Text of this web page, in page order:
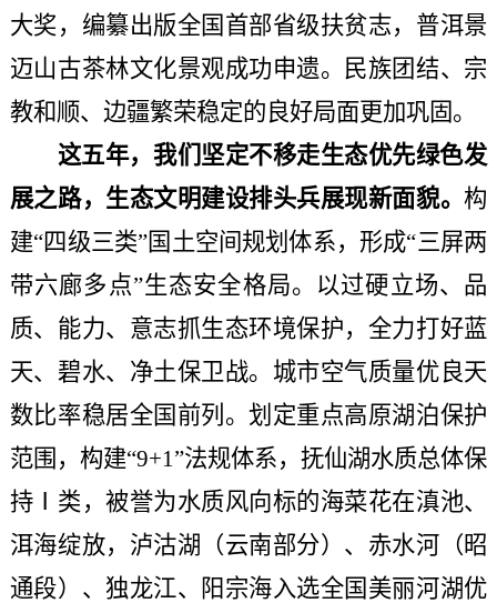
大奖，编纂出版全国首部省级扶贫志，普洱景
迈山古茶林文化景观成功申遗。民族团结、宗
教和顺、边疆繁荣稳定的良好局面更加巩固。
这五年，我们坚定不移走生态优先绿色发
展之路，生态文明建设排头兵展现新面貌。构
建“四级三类”国土空间规划体系，形成“三屏两
带六廊多点”生态安全格局。以过硬立场、品
质、能力、意志抓生态环境保护，全力打好蓝
天、碧水、净土保卫战。城市空气质量优良天
数比率稳居全国前列。划定重点高原湖泊保护
范围，构建“9+1”法规体系，抚仙湖水质总体保
持Ⅰ类，被誉为水质风向标的海菜花在滇池、
洱海绽放，泸沽湖（云南部分）、赤水河（昭
通段）、独龙江、阳宗海入选全国美丽河湖优